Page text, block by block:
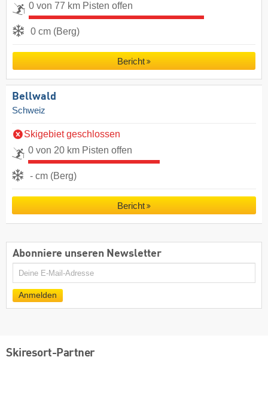
0 von 77 km Pisten offen
0 cm (Berg)
Bericht
Bellwald
Schweiz
Skigebiet geschlossen
0 von 20 km Pisten offen
- cm (Berg)
Bericht
Abonniere unseren Newsletter
E-
Mail
Anmelden
Skiresort-Partner